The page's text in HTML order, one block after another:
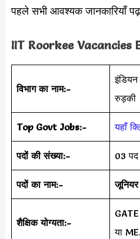
पहले सभी आवश्यक जानकारियाँ
IIT Roorkee
विभाग का नाम:-
रुड़की
Top Govt Jobs:- यहाँ
पदों की संख्या:- 03 पद
पदों का नाम:- जूनियर
शैक्षिक योग्यता:-
या